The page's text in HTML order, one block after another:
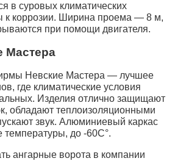
в суровых климатических
к коррозии. Ширина проема — 8 м,
при помощи двигателя.
Мастера
Невские Мастера — лучшее
где климатические условия
Изделия отлично защищают
обладают теплоизоляционными
звук. Алюминиевый каркас
температуры, до -60C°.
ангарные ворота в компании